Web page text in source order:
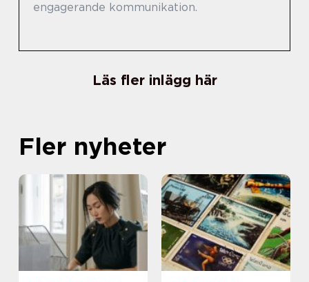
engagerande kommunikation.
Läs fler inlägg här
Fler nyheter